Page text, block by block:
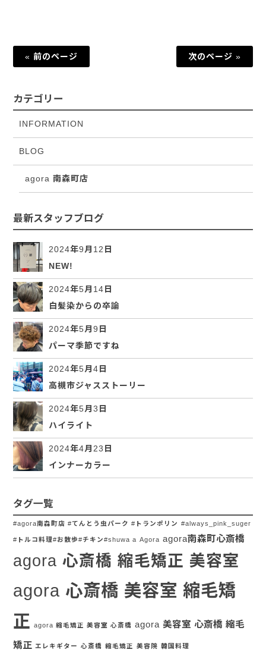
« 前のページ 次のページ »
カテゴリー
INFORMATION
BLOG
agora 南森町店
最新スタッフブログ
2024年9月12日
NEW!
2024年5月14日
白髪染からの卒論
2024年5月9日
パーマ季節ですね
2024年5月4日
高槻市ジャスストーリー
2024年5月3日
ハイライト
2024年4月23日
インナーカラー
タグ一覧
#agora南森町店 #てんとう虫パーク #トランポリン #always_pink_suger
#トルコ料理#お散歩#チキン#shuwa a Agora agora南森町心斎橋
agora 心斎橋 縮毛矯正 美容室
agora 心斎橋 美容室 縮毛矯
正 agora 縮毛矯正 美容室 心斎橋 agora 美容室 心斎橋 縮毛
矯正 エレキギター 心斎橋 縮毛矯正 美容院 韓国料理